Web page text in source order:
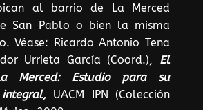
al barrio de La Merced
San Pablo o bien la misma
Véase: Ricardo Antonio Tena
Urrieta García (Coord.), El
Merced: Estudio para su
UACM IPN (Colección